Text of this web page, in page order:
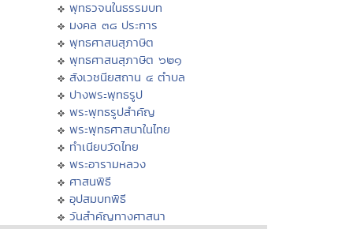
พุทธวจนในธรรมบท
มงคล ๓๘ ประการ
พุทธศาสนสุภาษิต
พุทธศาสนสุภาษิต ๖๒๑
สังเวชนียสถาน ๔ ตำบล
ปางพระพุทธรูป
พระพุทธรูปสำคัญ
พระพุทธศาสนาในไทย
ทำเนียบวัดไทย
พระอารามหลวง
ศาสนพิธี
อุปสมบทพิธี
วันสำคัญทางศาสนา